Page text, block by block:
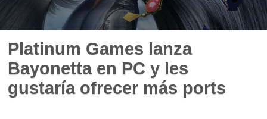
Platinum Games lanza
Bayonetta en PC y les
gustaría ofrecer más ports